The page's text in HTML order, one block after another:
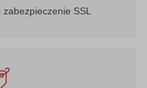
zabezpieczenie SSL